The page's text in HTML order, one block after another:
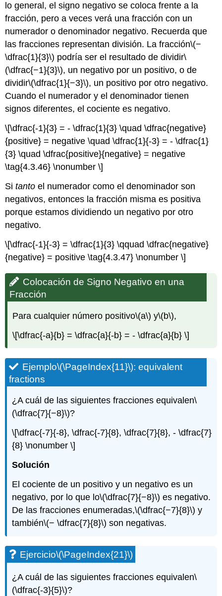
lo general, el signo negativo se coloca frente a la
fracción, pero a veces verá una fracción con un
numerador o denominador negativo. Recuerda que
las fracciones representan división. La fracción\(−
\dfrac{1}{3}\) podría ser el resultado de dividir\
(\dfrac{−1}{3}\), un negativo por un positivo, o de
dividir\(\dfrac{1}{−3}\), un positivo por otro negativo.
Cuando el numerador y el denominador tienen
signos diferentes, el cociente es negativo.
\[\dfrac{-1}{3} = - \dfrac{1}{3} \quad \dfrac{negative}
{positive} = negative \quad \dfrac{1}{-3} = - \dfrac{1}
{3} \quad \dfrac{positive}{negative} = negative
\tag{4.3.46} \nonumber \]
Sitanto el numerador como el denominador son
negativos, entonces la fracción misma es positiva
porque estamos dividiendo un negativo por otro
negativo.
\[\dfrac{-1}{-3} = \dfrac{1}{3} \qquad \dfrac{negative}
{negative} = positive \tag{4.3.47} \nonumber \]
Colocación de Signo Negativo en una
Fracción
Para cualquier número positivo\(a\) y\(b\),
\[\dfrac{-a}{b} = \dfrac{a}{-b} = - \dfrac{a}{b} \]
Ejemplo\(\PageIndex{11}\): equivalent
fractions
¿A cuál de las siguientes fracciones equivalen\
(\dfrac{7}{−8}\)?
\[\dfrac{-7}{-8}, \dfrac{-7}{8}, \dfrac{7}{8}, - \dfrac{7}
{8} \nonumber \]
Solución
El cociente de un positivo y un negativo es un
negativo, por lo que lo\(\dfrac{7}{−8}\) es negativo.
De las fracciones enumeradas,\(\dfrac{−7}{8}\) y
también\(− \dfrac{7}{8}\) son negativas.
Ejercicio\(\PageIndex{21}\)
¿A cuál de las siguientes fracciones equivalen\
(\dfrac{-3}{5}\)?